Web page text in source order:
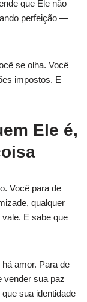
que Ele não
perfeição —
se olha. Você
impostos. E
Ele é,
Você para de
qualquer
E sabe que
amor. Para de
vender sua paz
sua identidade